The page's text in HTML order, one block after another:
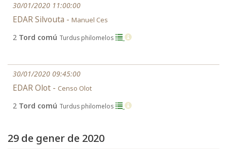
30/01/2020 11:00:00
EDAR Silvouta - Manuel Ces
2 Tord comú Turdus philomelos
30/01/2020 09:45:00
EDAR Olot - Censo Olot
2 Tord comú Turdus philomelos
29 de gener de 2020